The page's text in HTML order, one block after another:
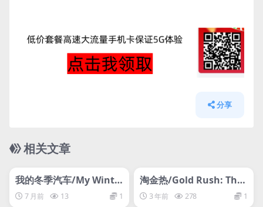
分享
相关文章
网盘下载游戏
我的冬季汽车/My Winte
r Car
7 月前 13 1
网盘下载游戏
淘金热/Gold Rush: The
Game
3 年前 278 1